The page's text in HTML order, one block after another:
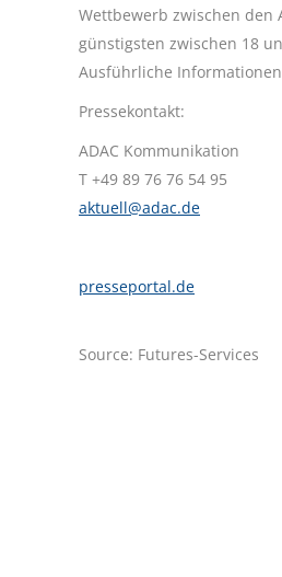
Wettbewerb zwischen den
günstigsten zwischen 18
Ausführliche
Pressekontakt:
ADAC Kommunikation
T +49 89 76 76 54 95
aktuell@adac.de
presseportal.de
Source: Futures-Services